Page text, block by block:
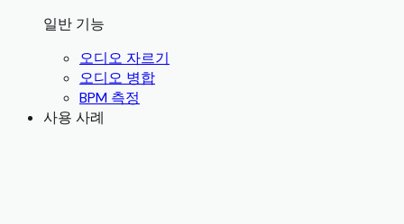
일반 기능
오디오 자르기
오디오 병합
BPM 측정
사용 사례